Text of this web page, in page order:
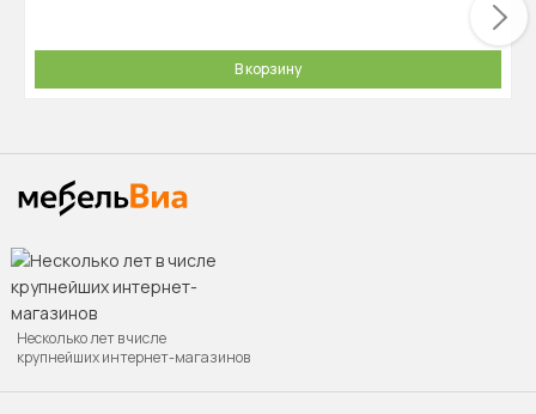
В корзину
Несколько лет в числе
крупнейших интернет-магазинов